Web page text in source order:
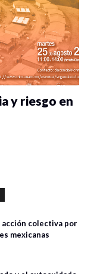
y riesgo en
acción colectiva por
mexicanas